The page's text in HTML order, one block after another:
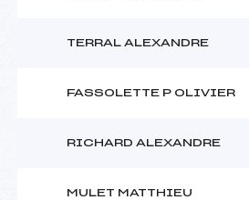
TERRAL ALEXANDRE
FASSOLETTE P OLIVIER
RICHARD ALEXANDRE
MULET MATTHIEU